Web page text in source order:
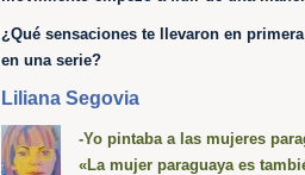
¿Qué sensaciones te llevaron en
en una serie?
Liliana Segovia
-Yo pintaba a las mujeres
«La mujer paraguaya es